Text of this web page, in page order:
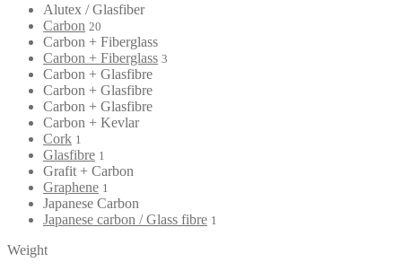
Alutex / Glasfiber
Carbon 20
Carbon + Fiberglass
Carbon + Fiberglass 3
Carbon + Glasfibre
Carbon + Glasfibre
Carbon + Glasfibre
Carbon + Kevlar
Cork 1
Glasfibre 1
Grafit + Carbon
Graphene 1
Japanese Carbon
Japanese carbon / Glass fibre 1
Weight